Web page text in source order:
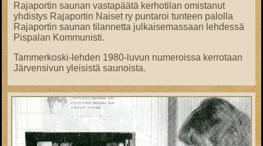
Rajaportin saunan vastapäätä kerhotilan omistanut
yhdistys Rajaportin Naiset ry puntaroi tunteen palolla
Rajaportin saunan tilannetta julkaisemassaan lehdessä
Pispalan Kommunisti.
Tammerkoski-lehden 1980-luvun numeroissa kerrotaan
Järvensivun yleisistä saunoista.